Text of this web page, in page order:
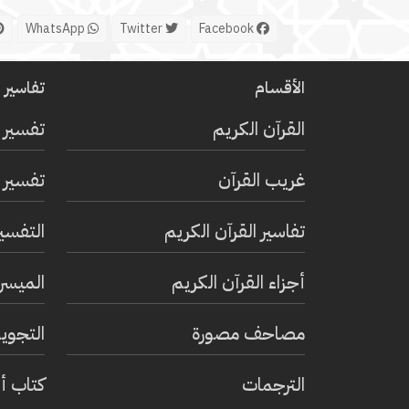
Facebook
Twitter
الأقسام
القرآن الكريم
غريب القرآن
تفاسير القرآن الكريم
أجزاء القرآن الكريم
مصاحف مصورة
الترجمات
تفسير
كتاب